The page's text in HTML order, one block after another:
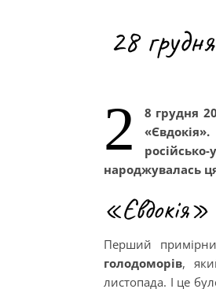
28
2
8 грудня
народжувалась
«Євдокія»
Перший
голодоморів,
листопада. І це